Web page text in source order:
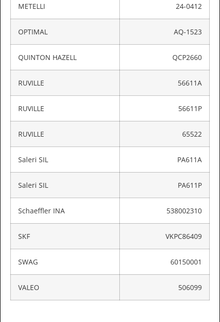
METELLI 24-0412
OPTIMAL AQ-1523
QUINTON HAZELL QCP2660
RUVILLE 56611A
RUVILLE 56611P
RUVILLE 65522
Saleri SIL PA611A
Saleri SIL PA611P
Schaeffler INA 538002310
SKF VKPC86409
SWAG 60150001
VALEO 506099